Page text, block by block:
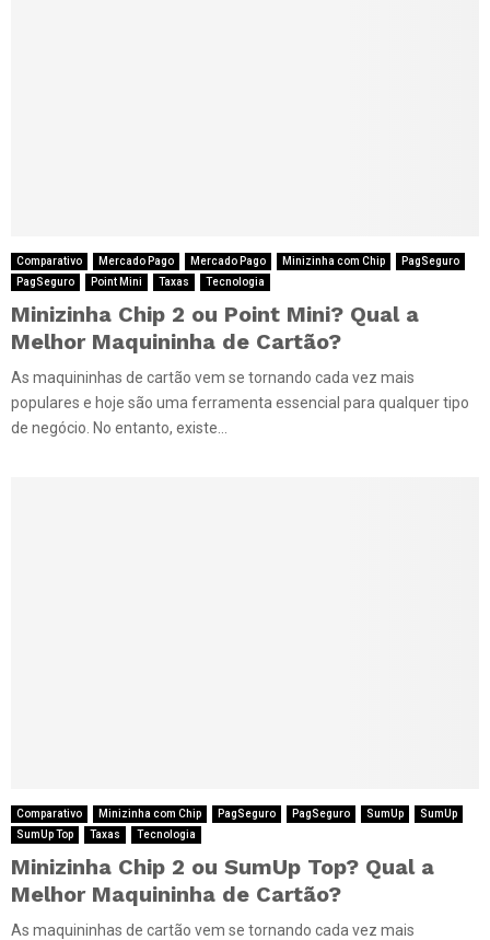
Comparativo Mercado Pago Mercado Pago Minizinha com Chip
PagSeguro
PagSeguro
Point Mini Taxas Tecnologia
Minizinha Chip 2 ou Point Mini? Qual a
Melhor Maquininha de Cartão?
As maquininhas de cartão vem se tornando cada vez mais
populares e hoje são uma ferramenta essencial para qualquer tipo
de negócio. No entanto, existe...
Comparativo Minizinha com Chip PagSeguro PagSeguro SumUp
SumUp
SumUp Top
Taxas Tecnologia
Minizinha Chip 2 ou SumUp Top? Qual a
Melhor Maquininha de Cartão?
As maquininhas de cartão vem se tornando cada vez mais